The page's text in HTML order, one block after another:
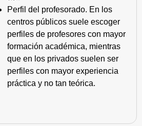
Perfil del profesorado. En los
centros públicos suele escoger
perfiles de profesores con mayor
formación académica, mientras
que en los privados suelen ser
perfiles con mayor experiencia
práctica y no tan teórica.